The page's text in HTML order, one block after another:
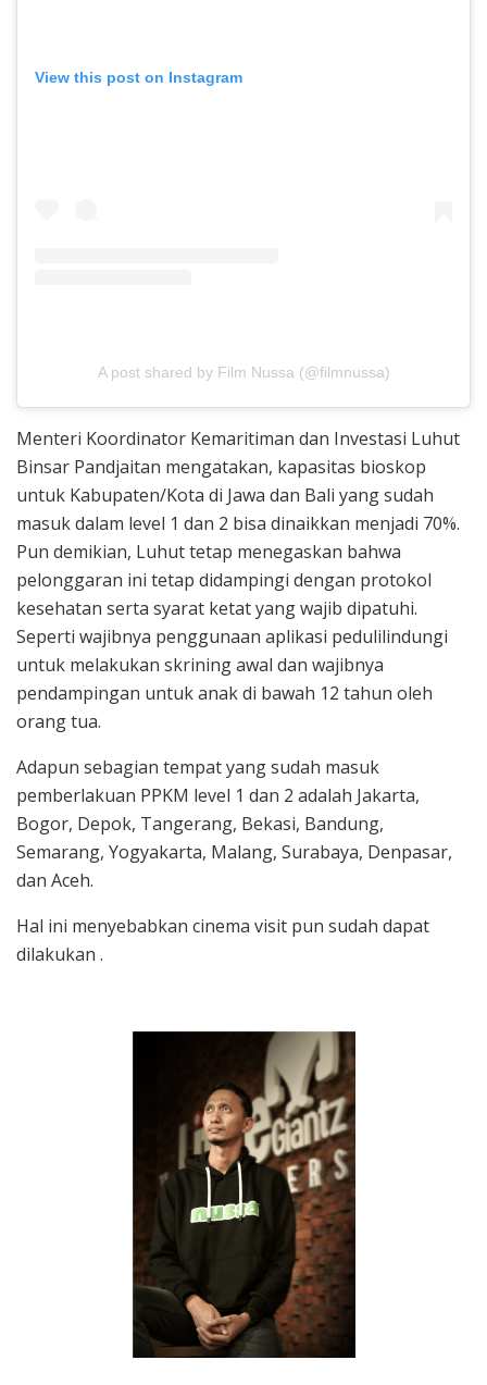
View this post on Instagram
A post shared by Film Nussa (@filmnussa)
Menteri Koordinator Kemaritiman dan Investasi Luhut
Binsar Pandjaitan mengatakan, kapasitas bioskop
untuk Kabupaten/Kota di Jawa dan Bali yang sudah
masuk dalam level 1 dan 2 bisa dinaikkan menjadi 70%.
Pun demikian, Luhut tetap menegaskan bahwa
pelonggaran ini tetap didampingi dengan protokol
kesehatan serta syarat ketat yang wajib dipatuhi.
Seperti wajibnya penggunaan aplikasi pedulilindungi
untuk melakukan skrining awal dan wajibnya
pendampingan untuk anak di bawah 12 tahun oleh
orang tua.
Adapun sebagian tempat yang sudah masuk
pemberlakuan PPKM level 1 dan 2 adalah Jakarta,
Bogor, Depok, Tangerang, Bekasi, Bandung,
Semarang, Yogyakarta, Malang, Surabaya, Denpasar,
dan Aceh.
Hal ini menyebabkan cinema visit pun sudah dapat
dilakukan .